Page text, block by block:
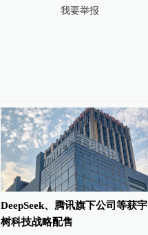
我要举报
DeepSeek、腾讯旗下公司等获宇
树科技战略配售